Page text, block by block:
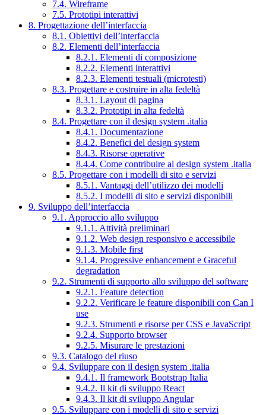
7.4. Wireframe
7.5. Prototipi interattivi
8. Progettazione dell’interfaccia
8.1. Obiettivi dell’interfaccia
8.2. Elementi dell’interfaccia
8.2.1. Elementi di composizione
8.2.2. Elementi interattivi
8.2.3. Elementi testuali (microtesti)
8.3. Progettare e costruire in alta fedeltà
8.3.1. Layout di pagina
8.3.2. Prototipi in alta fedeltà
8.4. Progettare con il design system .italia
8.4.1. Documentazione
8.4.2. Benefici del design system
8.4.3. Risorse operative
8.4.4. Come contribuire al design system .italia
8.5. Progettare con i modelli di sito e servizi
8.5.1. Vantaggi dell’utilizzo dei modelli
8.5.2. I modelli di sito e servizi disponibili
9. Sviluppo dell’interfaccia
9.1. Approccio allo sviluppo
9.1.1. Attività preliminari
9.1.2. Web design responsivo e accessibile
9.1.3. Mobile first
9.1.4. Progressive enhancement e Graceful
degradation
9.2. Strumenti di supporto allo sviluppo del software
9.2.1. Feature detection
9.2.2. Verificare le feature disponibili con Can I
use
9.2.3. Strumenti e risorse per CSS e JavaScript
9.2.4. Supporto browser
9.2.5. Misurare le prestazioni
9.3. Catalogo del riuso
9.4. Sviluppare con il design system .italia
9.4.1. Il framework Bootstrap Italia
9.4.2. Il kit di sviluppo React
9.4.3. Il kit di sviluppo Angular
9.5. Sviluppare con i modelli di sito e servizi